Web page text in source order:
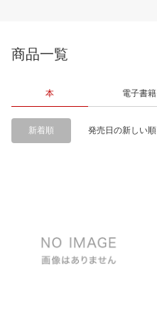
商品一覧
本 電子書籍
新着順 発売日の新しい順